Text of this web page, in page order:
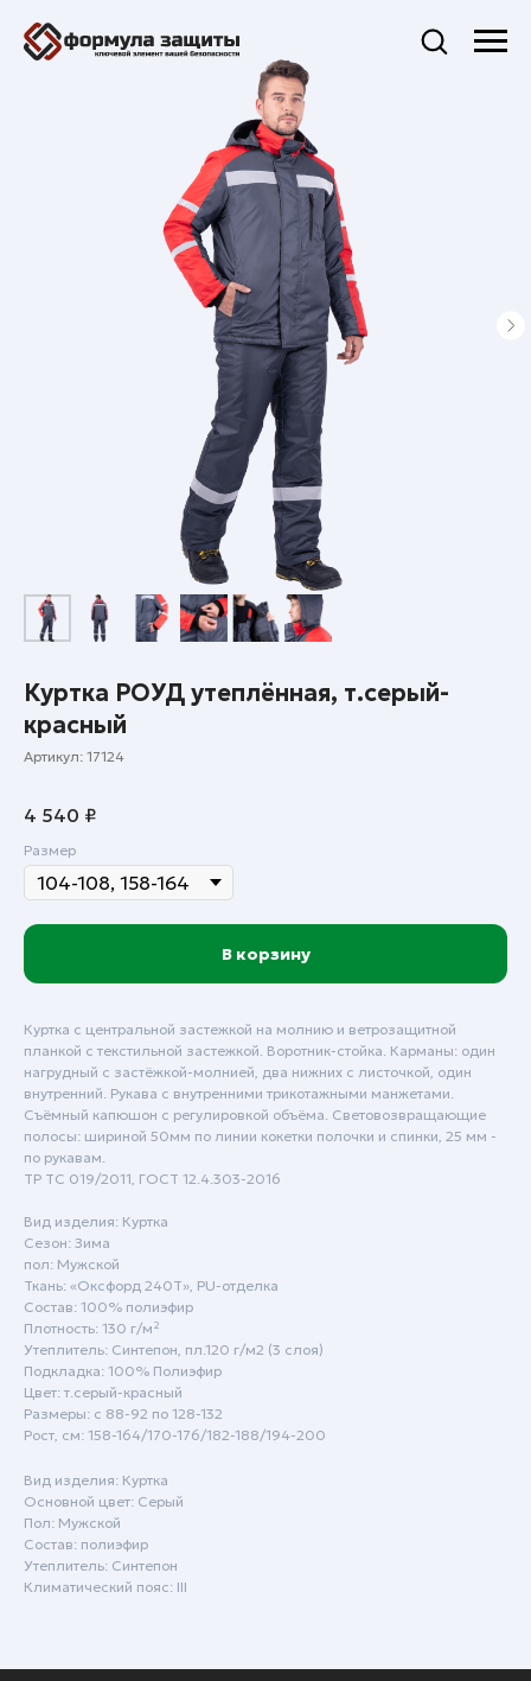
Куртка РОУД утеплённая, т.серый-
красный
Артикул: 17124
4 540 ₽
Размер
В корзину
Куртка с центральной застежкой на молнию и ветрозащитной
планкой с текстильной застежкой. Воротник-стойка. Карманы: один
нагрудный с застёжкой-молнией, два нижних с листочкой, один
внутренний. Рукава с внутренними трикотажными манжетами.
Съёмный капюшон с регулировкой объёма. Световозвращающие
полосы: шириной 50мм по линии кокетки полочки и спинки, 25 мм -
по рукавам.
ТР ТС 019/2011, ГОСТ 12.4.303-2016
Вид изделия: Куртка
Сезон: Зима
пол: Мужской
Ткань: «Оксфорд 240Т», PU-отделка
Состав: 100% полиэфир
Плотность: 130 г/м²
Утеплитель: Синтепон, пл.120 г/м2 (3 слоя)
Подкладка: 100% Полиэфир
Цвет: т.серый-красный
Размеры: с 88-92 по 128-132
Рост, см: 158-164/170-176/182-188/194-200
Вид изделия: Куртка
Основной цвет: Серый
Пол: Мужской
Состав: полиэфир
Утеплитель: Синтепон
Климатический пояс: III
Краснодар
Сочи
+7 (861) 207-24-07
+7 (861) 207-24-07
info@specodezhda-krd.ru
Пн - Пт: с 9:00 до 18:00
Сб - Вск: выходной